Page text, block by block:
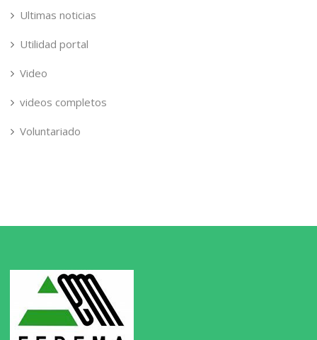
Ultimas noticias
Utilidad portal
Video
videos completos
Voluntariado